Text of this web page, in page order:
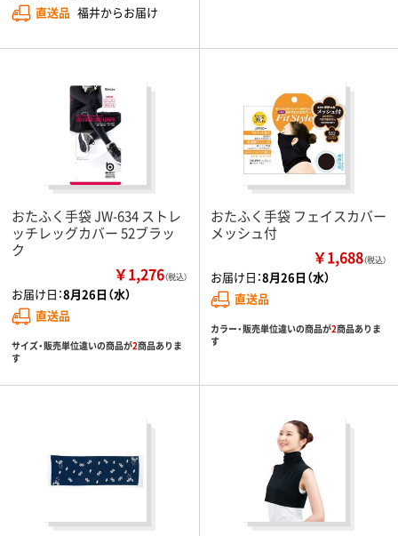
直送品 福井からお届け
おたふく手袋 JW-634 ストレ
ッチレッグカバー 52ブラッ
ク
￥1,276（税込）
お届け日：8月26日（水）
直送品
サイズ・販売単位違いの商品が2商品ありま
す
おたふく手袋 フェイスカバー
メッシュ付
￥1,688（税込）
お届け日：8月26日（水）
直送品
カラー・販売単位違いの商品が2商品ありま
す